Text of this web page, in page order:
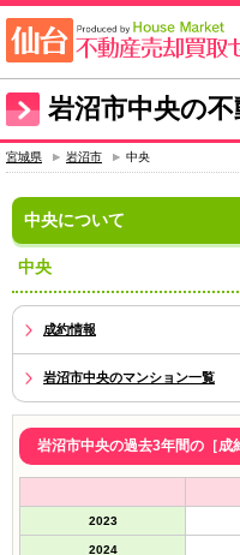
岩沼市中央の
宮城県 岩沼市 中央
中央について
中央
成約情報
岩沼市中央のマンション一覧
岩沼市中央の過去3年間の［成
2023
2024